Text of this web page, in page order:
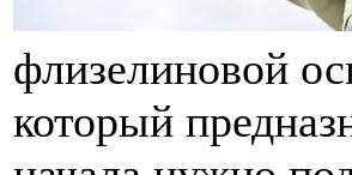
флизелиновой
который